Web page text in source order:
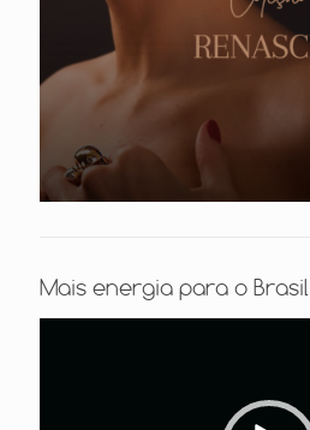
Mais energia para o Brasil